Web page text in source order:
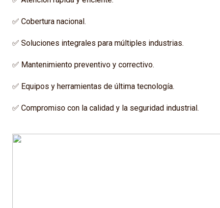
✅ Cobertura nacional.
✅ Soluciones integrales para múltiples industrias.
✅ Mantenimiento preventivo y correctivo.
✅ Equipos y herramientas de última tecnología.
✅ Compromiso con la calidad y la seguridad industrial.